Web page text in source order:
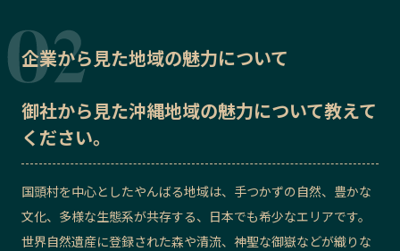
企業から見た地域の魅力について
御社から見た沖縄地域の魅力について教えて
ください。
国頭村を中心としたやんばる地域は、手つかずの自然、豊かな
文化、多様な生態系が共存する、日本でも希少なエリアです。
世界自然遺産に登録された森や清流、神聖な御嶽などが織りな